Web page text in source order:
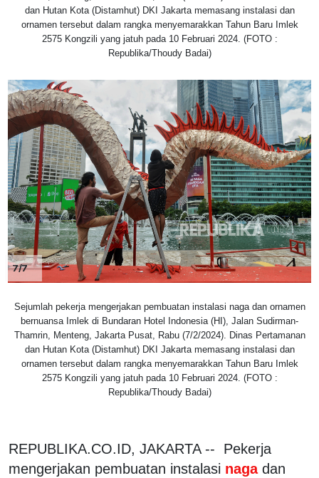
dan Hutan Kota (Distamhut) DKI Jakarta memasang instalasi dan
ornamen tersebut dalam rangka menyemarakkan Tahun Baru Imlek
2575 Kongzili yang jatuh pada 10 Februari 2024. (FOTO :
Republika/Thoudy Badai)
7/7
Sejumlah pekerja mengerjakan pembuatan instalasi naga dan ornamen
bernuansa Imlek di Bundaran Hotel Indonesia (HI), Jalan Sudirman-
Thamrin, Menteng, Jakarta Pusat, Rabu (7/2/2024). Dinas Pertamanan
dan Hutan Kota (Distamhut) DKI Jakarta memasang instalasi dan
ornamen tersebut dalam rangka menyemarakkan Tahun Baru Imlek
2575 Kongzili yang jatuh pada 10 Februari 2024. (FOTO :
Republika/Thoudy Badai)
REPUBLIKA.CO.ID, JAKARTA -- Pekerja
mengerjakan pembuatan instalasi naga dan